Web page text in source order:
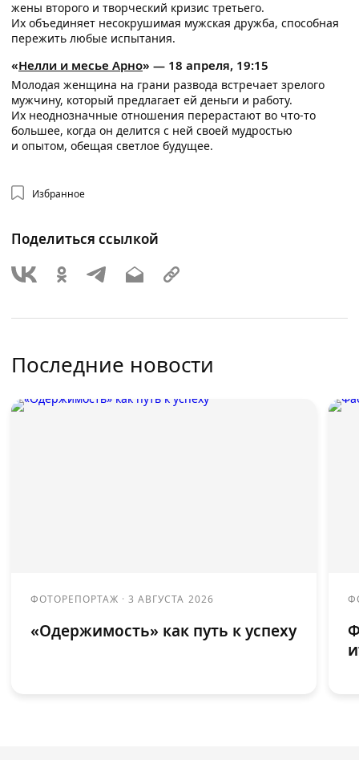
жены второго и творческий кризис третьего.
Их объединяет несокрушимая мужская дружба, способная
пережить любые испытания.
«Нелли и месье Арно» — 18 апреля, 19:15
Молодая женщина на грани развода встречает зрелого
мужчину, который предлагает ей деньги и работу.
Их неоднозначные отношения перерастают во что-то
большее, когда он делится с ней своей мудростью
и опытом, обещая светлое будущее.
Избранное
Поделиться ссылкой
Последние новости
ФОТОРЕПОРТАЖ ·3 АВГУСТА 2026
«Одержимость» как путь к успеху